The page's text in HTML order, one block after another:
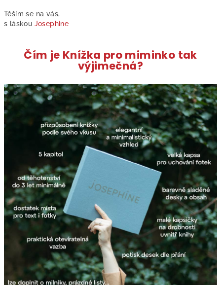
Těším se na vás,
s láskou Josephine
Čím je Knížka pro miminko tak
výjimečná?